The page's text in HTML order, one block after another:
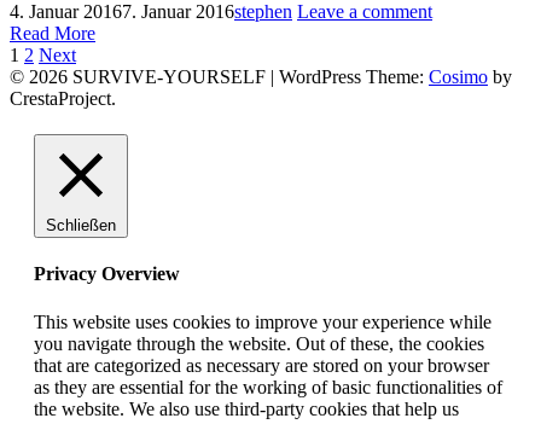
4. Januar 20167. Januar 2016stephen Leave a comment
Read More
Seitennummerierung
der
Page
1 Page
2 Next
© 2026 SURVIVE-YOURSELF | WordPress Theme: Cosimo by
CrestaProject.
Schließen
Privacy Overview
This website uses cookies to improve your experience while
you navigate through the website. Out of these, the cookies
that are categorized as necessary are stored on your browser
as they are essential for the working of basic functionalities of
the website. We also use third-party cookies that help us